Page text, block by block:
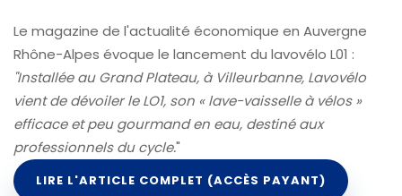
Le magazine de l'actualité économique en Auvergne
Rhône-Alpes évoque le lancement du lavovélo L01 :
"Installée au Grand Plateau, à Villeurbanne, Lavovélo
vient de dévoiler le LO1, son « lave-vaisselle à vélos »
efficace et peu gourmand en eau, destiné aux
professionnels du cycle."
LIRE L'ARTICLE COMPLET (ACCÈS PAYANT)